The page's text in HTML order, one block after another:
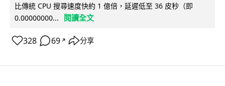
比傳統 CPU 搜尋速度快約 1 億倍，延遲低至 36 皮秒（即
0.00000000...
閱讀全文
328 69 ↗ 分享